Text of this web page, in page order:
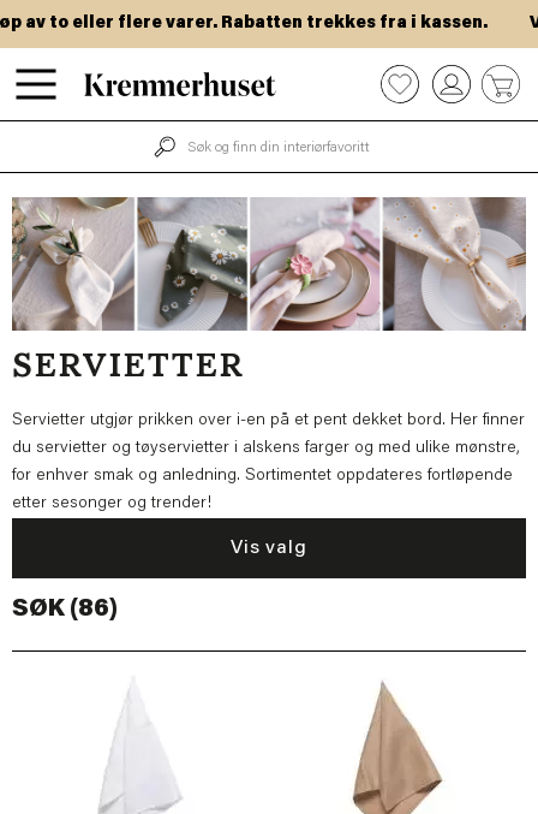
Hopp
til
hovedinnhold
to eller flere varer. Rabatten trekkes fra i kassen. VIP-
0
SERVIETTER
Servietter utgjør prikken over i-en på et pent dekket bord. Her finner
du servietter og tøyservietter i alskens farger og med ulike mønstre,
for enhver smak og anledning. Sortimentet oppdateres fortløpende
etter sesonger og trender!
Vis valg
SØK (86)